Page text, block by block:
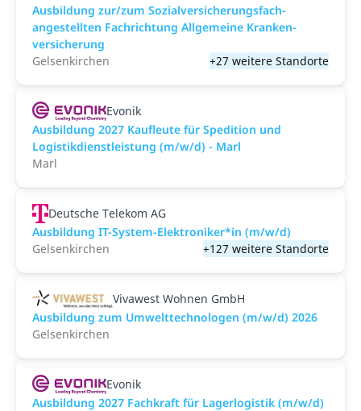
Aus­bild­ung zur/zum Sozial­versicher­ungs­fach­
angestellten­ Fach­richtung All­gemeine Kranken­
versicher­ung
Gelsenkirchen
+27 weitere Standorte
Evonik
Ausbildung 2027 Kaufleute für Spedition und
Logistikdienstleistung (m/w/d) - Marl
Marl
Deutsche Telekom AG
Ausbildung IT-System-Elektroniker*in (m/w/d)
Gelsenkirchen
+127 weitere Standorte
Vivawest Wohnen GmbH
Ausbildung zum Umwelttechnologen (m/w/d) 2026
Gelsenkirchen
Evonik
Ausbildung 2027 Fachkraft für Lagerlogistik (m/w/d)